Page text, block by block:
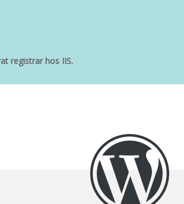
registrar hos IIS.